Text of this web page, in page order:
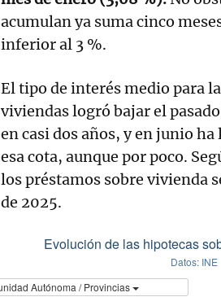
acumulan ya suma cinco
inferior al 3 %.
El tipo de interés medio para
viviendas logró bajar el
en casi dos años, y en junio
esa cota, aunque por poco.
los préstamos sobre vivienda
de 2025.